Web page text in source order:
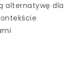
alternatywę dla